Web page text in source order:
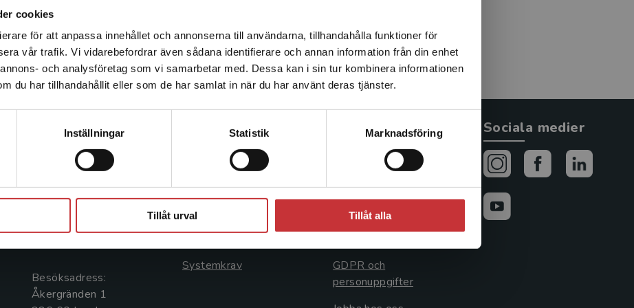
cookies
för att anpassa innehållet och annonserna till användarna, tillhandahålla funktioner för
vår trafik. Vi vidarebefordrar även sådana identifierare och annan information från din enhet
och analysföretag som vi samarbetar med. Dessa kan i sin tur kombinera informationen
du har tillhandahållit eller som de har samlat in när du har använt deras tjänster.
Inställningar Statistik Marknadsföring
Tillåt urval Tillåt alla
Det verkar som att du besöker studentlitteratur.se via en
enhet utanför Sverige. Vi erbjuder inte leveranser utanför
Sverige. För att kunna slutföra ett köp måste
leveransadressen vara i Sverige.Läs mer
Kontakta oss
Kontakta oss
046-31 20 00
Box 141
221 00 Lund
Besöksadress:
Åkergränden 1
Kundservice
Kontakta kundservice
046-31 21 00
Frågor och svar
Systemkrav
Allmänna länkar
Avtal och rättigheter
Cookies
GDPR och
personuppgifter
Sociala medier